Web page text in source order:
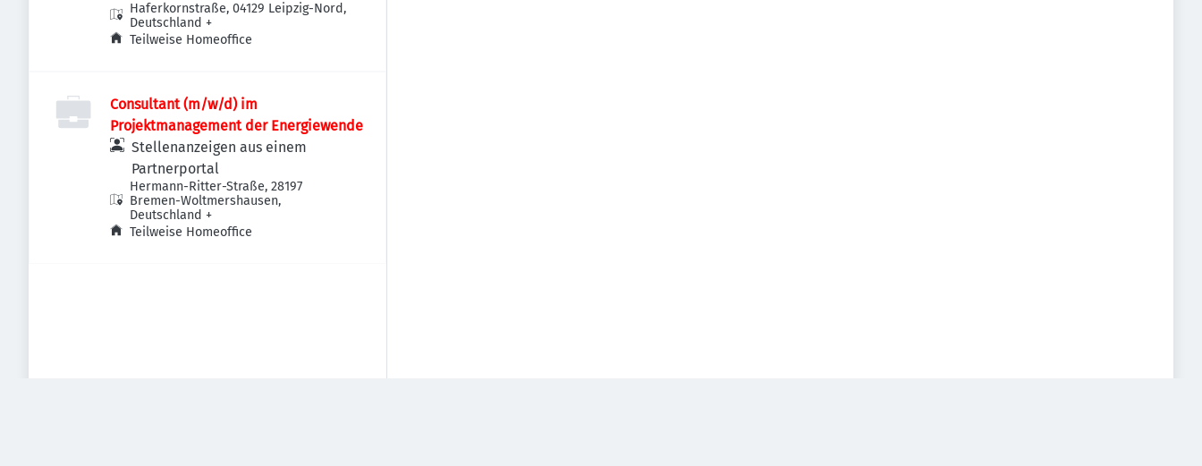
Haferkornstraße, 04129 Leipzig-Nord,
Deutschland +
Teilweise Homeoffice
Consultant (m/w/d) im
Projektmanagement der Energiewende
Stellenanzeigen aus einem
Partnerportal
Hermann-Ritter-Straße, 28197
Bremen-Woltmershausen,
Deutschland +
Teilweise Homeoffice